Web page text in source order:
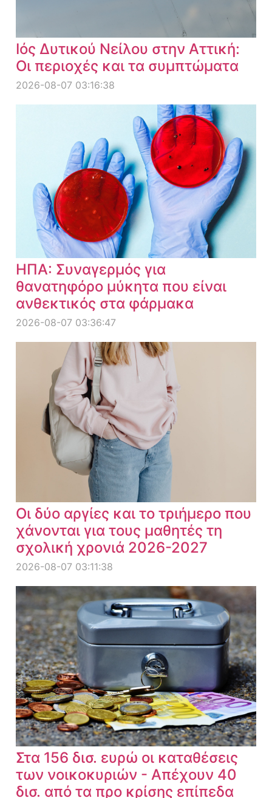
Ιός Δυτικού Νείλου στην Αττική:
Οι περιοχές και τα συμπτώματα
2026-08-07 03:16:38
ΗΠΑ: Συναγερμός για
θανατηφόρο μύκητα που είναι
ανθεκτικός στα φάρμακα
2026-08-07 03:36:47
Οι δύο αργίες και το τριήμερο που
χάνονται για τους μαθητές τη
σχολική χρονιά 2026-2027
2026-08-07 03:11:38
Στα 156 δισ. ευρώ οι καταθέσεις
των νοικοκυριών - Απέχουν 40
δισ. από τα προ κρίσης επίπεδα